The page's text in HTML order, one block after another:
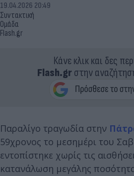
Συντακτική
Ομάδα
Flash.gr
19.04.2026 20:49
Κάνε κλικ και δες
Flash.grστην
Παραλίγο τραγωδία στην
59χρονος το μεσημέρι του
εντοπίστηκε χωρίς τις
κατανάλωση μεγάλης